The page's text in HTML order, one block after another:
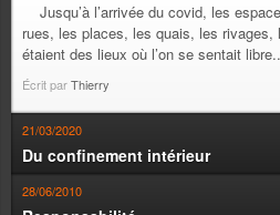
Jusqu’à l’arrivée du covid, les
rues, les places, les quais, les
étaient des lieux où l’on se sentait
Écrit parThierry
21/03/2020
Du confinement intérieur
28/06/2010